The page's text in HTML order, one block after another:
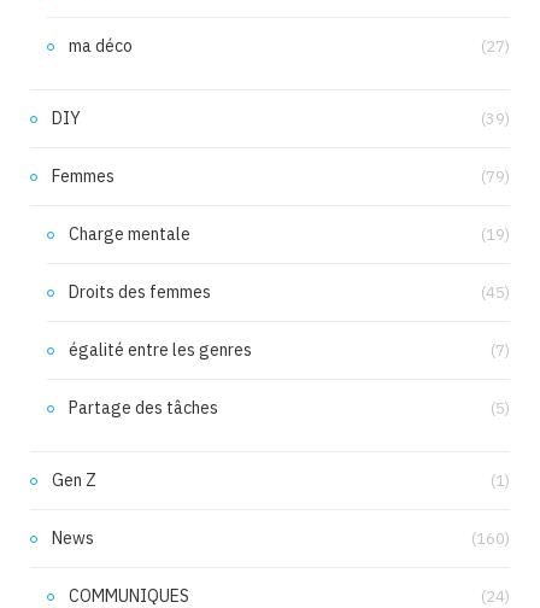
ma déco (27)
DIY (39)
Femmes (79)
Charge mentale (19)
Droits des femmes (45)
égalité entre les genres (7)
Partage des tâches (5)
Gen Z (1)
News (160)
COMMUNIQUES (24)